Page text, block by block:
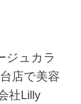
ジュカラ
店で美容
社Lilly